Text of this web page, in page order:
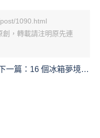
1090.html
，轉載請注明原先連
一篇： 16 個冰箱夢境解